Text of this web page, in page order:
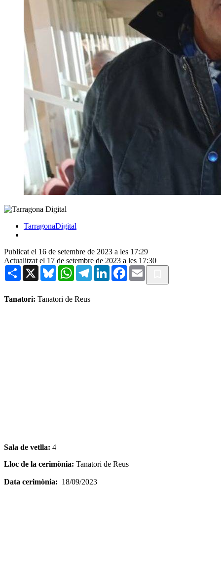
TarragonaDigital
Publicat el 16 de setembre de 2023 a les 17:29
Actualitzat el 17 de setembre de 2023 a les 17:30
Share X BlueskyWhatsAppTelegramLinkedInFacebook
Email
Tanatori: Tanatori de Reus
Sala de vetlla: 4
Lloc de la cerimònia: Tanatori de Reus
Data cerimònia: 18/09/2023